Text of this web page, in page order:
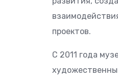
проектов.
С 2011 года